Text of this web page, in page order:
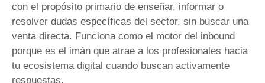
con el propósito primario de enseñar, informar o
resolver dudas específicas del sector, sin buscar una
venta directa. Funciona como el motor del inbound
porque es el imán que atrae a los profesionales hacia
tu ecosistema digital cuando buscan activamente
respuestas.